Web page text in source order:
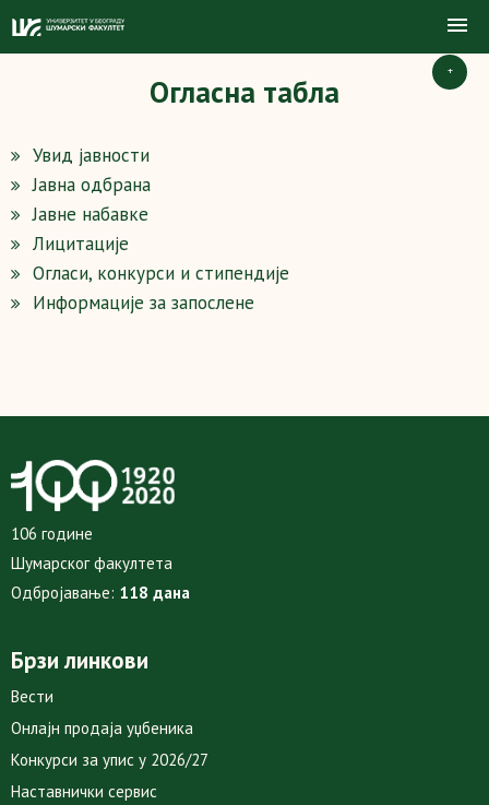
+
Огласна табла
Увид јавности
Јавна одбрана
Јавне набавке
Лицитације
Огласи, конкурси и стипендије
Информације за запослене
106 године
Шумарског факултета
Одбројавање: 118 дана
Брзи линкови
Вести
Онлајн продаја уџбеника
Конкурси за упис у 2026/27
Наставнички сервис